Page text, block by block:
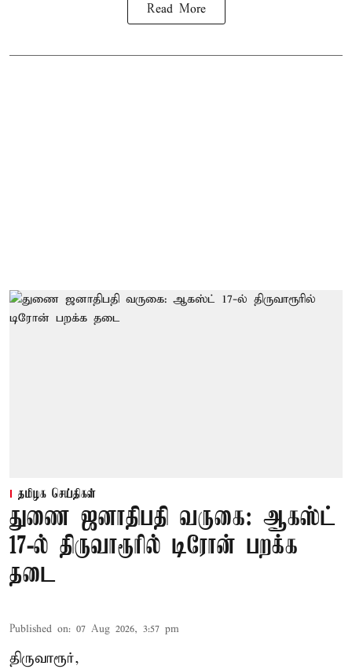
Read More
தமிழக செய்திகள்
துணை ஜனாதிபதி வருகை: ஆகஸ்ட்
17-ல் திருவாரூரில் டிரோன் பறக்க
தடை
Published on: 07 Aug 2026, 3:57 pm
திருவாரூர்,